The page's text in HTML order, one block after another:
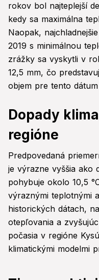
rokov bol najteplejší
kedy sa maximálna
Naopak,
2019 s minimálnou
zrážky sa vyskytli v
12,5 mm, čo
objem pre tento
Dopady
regióne
Predpovedaná
je výrazne vyššia ako
pohybuje okolo 10,5
výraznými teplotnými
historických dátach,
otepľovania a
počasia v regióne
klimatickými modelmi